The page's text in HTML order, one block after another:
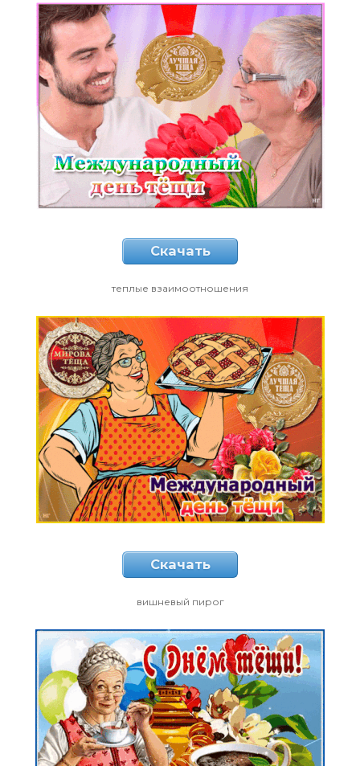
Скачать
теплые взаимоотношения
Скачать
вишневый пирог